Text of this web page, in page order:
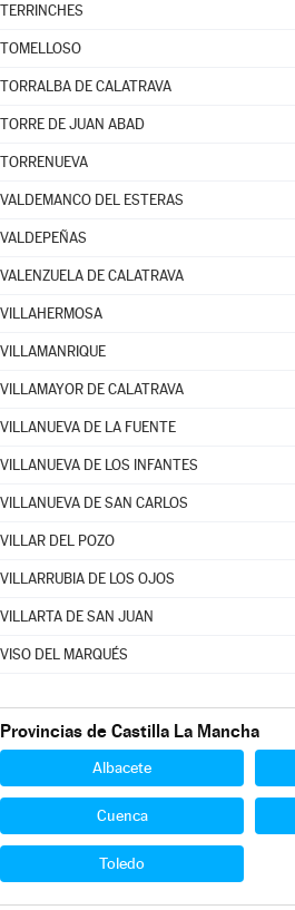
TERRINCHES
TOMELLOSO
TORRALBA DE CALATRAVA
TORRE DE JUAN ABAD
TORRENUEVA
VALDEMANCO DEL ESTERAS
VALDEPEÑAS
VALENZUELA DE CALATRAVA
VILLAHERMOSA
VILLAMANRIQUE
VILLAMAYOR DE CALATRAVA
VILLANUEVA DE LA FUENTE
VILLANUEVA DE LOS INFANTES
VILLANUEVA DE SAN CARLOS
VILLAR DEL POZO
VILLARRUBIA DE LOS OJOS
VILLARTA DE SAN JUAN
VISO DEL MARQUÉS
Provincias de Castilla La Mancha
Albacete
Cuenca
Toledo